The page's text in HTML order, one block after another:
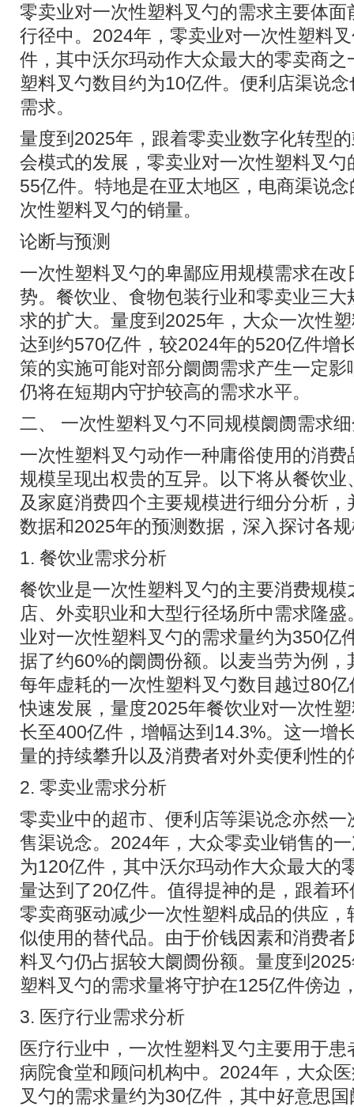
零卖业对一次性塑料叉勺的需求主要体
行径中。2024年，零卖业对一次性塑料
件，其中沃尔玛动作大众最大的零卖商
塑料叉勺数目约为10亿件。便利店渠说
需求。
量度到2025年，跟着零卖业数字化转型
会模式的发展，零卖业对一次性塑料叉
55亿件。特地是在亚太地区，电商渠说
次性塑料叉勺的销量。
论断与预测
一次性塑料叉勺的卑鄙应用规模需求在
势。餐饮业、食物包装行业和零卖业三
求的扩大。量度到2025年，大众一次性
达到约570亿件，较2024年的520亿件增
策的实施可能对部分阛阓需求产生一定
仍将在短期内守护较高的需求水平。
二、 一次性塑料叉勺不同规模阛阓需求
一次性塑料叉勺动作一种庸俗使用的消
规模呈现出权贵的互异。以下将从餐饮
及家庭消费四个主要规模进行细分分析
数据和2025年的预测数据，深入探讨各
1. 餐饮业需求分析
餐饮业是一次性塑料叉勺的主要消费规
店、外卖职业和大型行径场所中需求隆
业对一次性塑料叉勺的需求量约为350亿
据了约60%的阛阓份额。以麦当劳为例
每年虚耗的一次性塑料叉勺数目越过80
快速发展，量度2025年餐饮业对一次性
长至400亿件，增幅达到14.3%。这一增
量的持续攀升以及消费者对外卖便利性的
2. 零卖业需求分析
零卖业中的超市、便利店等渠说念亦然
售渠说念。2024年，大众零卖业销售的
为120亿件，其中沃尔玛动作大众最大的
量达到了20亿件。值得提神的是，跟着
零卖商驱动减少一次性塑料成品的供应
似使用的替代品。由于价钱因素和消费
料叉勺仍占据较大阛阓份额。量度到
塑料叉勺的需求量将守护在125亿件傍边
3. 医疗行业需求分析
医疗行业中，一次性塑料叉勺主要用于
病院食堂和顾问机构中。2024年，大众
叉勺的需求量约为30亿件，其中好意思